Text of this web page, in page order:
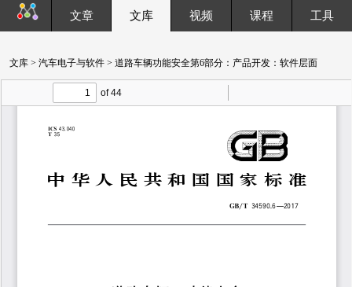
文章 文库 视频 课程 工具
文库 > 汽车电子与软件 > 道路车辆功能安全第6部分：产品开发：软件层面